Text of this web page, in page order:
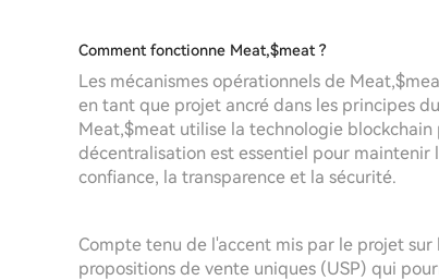
Comment fonctionne Meat,$meat ?
Les mécanismes opérationnels de
en tant que projet ancré dans les principes
Meat,$meat utilise la technologie
décentralisation est essentiel pour
confiance, la transparence et la sécurité.
Compte tenu de l'accent mis par le projet
propositions de vente uniques (USP) qui